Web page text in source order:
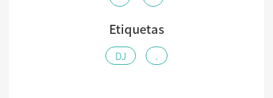
Etiquetas
DJ .